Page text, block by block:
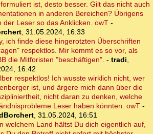
ist, desto besser. Gilt das nicht auch
in anderen Bereichen? Übrigens
der Leser so das Anklicken. owT -
, 31.05.2024, 16:33
ich finde diese hingerotzten Überschriften
respektlos. Mir kommt es so vor, als
die Mitforisten "beschäftigen". - tradi,
16:42
respektlos! Ich wusste wirklich nicht, wer
ist, und ärgere mich dann über die
nicht daran zu denken, welche
Leser haben könnten. owT -
, 31.05.2024, 16:51
welchem Land hältst Du dich eigentlich auf,